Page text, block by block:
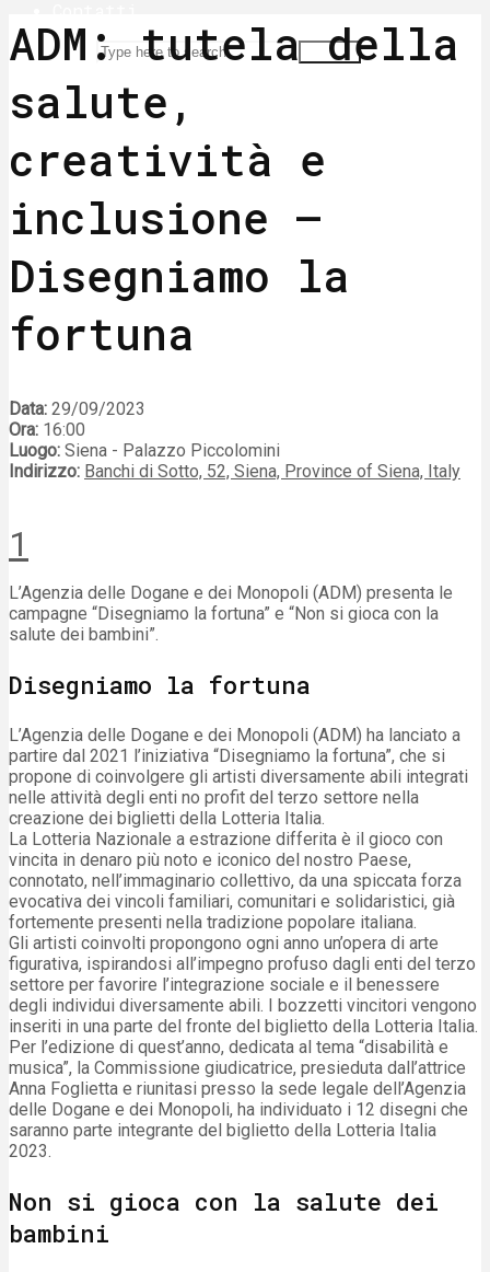
Search
ADM: tutela della
salute,
creatività e
inclusione –
Disegniamo la
fortuna
Data: 29/09/2023
Ora: 16:00
Luogo: Siena - Palazzo Piccolomini
Indirizzo: Banchi di Sotto, 52, Siena, Province of Siena, Italy
1
L’Agenzia delle Dogane e dei Monopoli (ADM) presenta le
campagne “Disegniamo la fortuna” e “Non si gioca con la
salute dei bambini”.
Disegniamo la fortuna
L’Agenzia delle Dogane e dei Monopoli (ADM) ha lanciato a
partire dal 2021 l’iniziativa “Disegniamo la fortuna”, che si
propone di coinvolgere gli artisti diversamente abili integrati
nelle attività degli enti no profit del terzo settore nella
creazione dei biglietti della Lotteria Italia.
La Lotteria Nazionale a estrazione differita è il gioco con
vincita in denaro più noto e iconico del nostro Paese,
connotato, nell’immaginario collettivo, da una spiccata forza
evocativa dei vincoli familiari, comunitari e solidaristici, già
fortemente presenti nella tradizione popolare italiana.
Gli artisti coinvolti propongono ogni anno un’opera di arte
figurativa, ispirandosi all’impegno profuso dagli enti del terzo
settore per favorire l’integrazione sociale e il benessere
degli individui diversamente abili. I bozzetti vincitori vengono
inseriti in una parte del fronte del biglietto della Lotteria Italia.
Per l’edizione di quest’anno, dedicata al tema “disabilità e
musica”, la Commissione giudicatrice, presieduta dall’attrice
Anna Foglietta e riunitasi presso la sede legale dell’Agenzia
delle Dogane e dei Monopoli, ha individuato i 12 disegni che
saranno parte integrante del biglietto della Lotteria Italia
2023.
Non si gioca con la salute dei
bambini